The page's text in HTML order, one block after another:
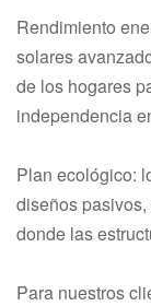
Rendimiento
solares
de los hogares
independencia
Plan ecológico:
diseños
donde las
Para nuestros